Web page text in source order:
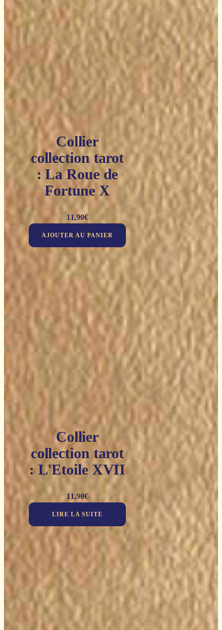
Collier
collection tarot
: La Roue de
Fortune X
11,90€
AJOUTER AU PANIER
Collier
collection tarot
: L'Etoile XVII
11,90€
LIRE LA SUITE